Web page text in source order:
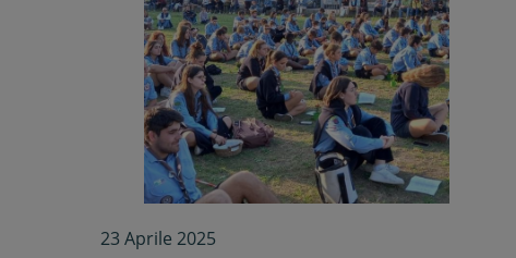
23 Aprile 2025